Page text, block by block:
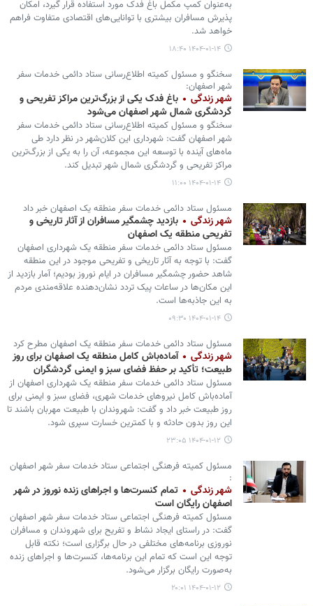
به‌عنوان کمپ مکمل باغ فدک مورد استفاده قرار گیرد، امکان
پذیرش مسافران بیشتری با توانایی‌های اقتصادی متفاوت فراهم
خواهد شد.
۱۴۰۴-۰۱-۱۴ ۱۸:۴۰
سخنگو و مسئول کمیته اطلاع‌رسانی ستاد دائمی خدمات سفر
شهر اصفهان:
شهر زندگی
باغ فدک یکی از بزرگ‌ترین مراکز تفریحی و
گردشگری شمال شهر اصفهان می‌شود
سخنگو و مسئول کمیته اطلاع‌رسانی ستاد دائمی خدمات سفر
شهر اصفهان گفت: شهرداری این کلان‌شهر در نظر دارد طی
ماه‌های آینده با توسعه این مجموعه، آن را به یکی از بزرگ‌ترین
مراکز تفریحی و گردشگری شمال شهر تبدیل کند.
۱۴۰۴-۰۱-۱۴ ۱۱:۰۰
مسئول ستاد دائمی خدمات سفر منطقه یک اصفهان خبر داد
شهر زندگی
بازدید چشمگیر مسافران از آثار تاریخی و
تفریحی منطقه یک اصفهان
مسئول ستاد دائمی خدمات سفر منطقه یک شهرداری اصفهان
گفت: با توجه به آثار تاریخی و تفریحی موجود در این منطقه
شاهد حضور چشمگیر مسافران در ایام نوروز بودیم؛ آمار بازدید از
این مکان‌ها در ساعات پیک تردد نشان‌دهنده علاقه‌مندی مردم
به این جاذبه‌ها است.
۱۴۰۴-۰۱-۱۴ ۰۹:۳۰
مسئول ستاد دائمی خدمات سفر منطقه یک اصفهان مطرح کرد
شهر زندگی
آماده‌باش کامل منطقه یک اصفهان برای روز
طبیعت؛ تأکید بر حفظ فضای سبز و ایمنی گردشگران
مسئول ستاد دائمی خدمات سفر منطقه یک شهرداری اصفهان از
آماده‌باش کامل نیروهای خدمات شهری، فضای سبز و ایمنی برای
روز طبیعت خبر داد و گفت: شهروندان با طبیعت مهربان باشند تا
این روز بدون حادثه و با کمترین خسارت سپری شود.
۱۴۰۴-۰۱-۱۲ ۲۳:۰۵
مسئول کمیته فرهنگی اجتماعی ستاد خدمات سفر شهر اصفهان
:
شهر زندگی
تمام کنسرت‌ها و اجراهای زنده نوروز در شهر
اصفهان رایگان است
مسئول کمیته فرهنگی اجتماعی ستاد خدمات سفر شهر اصفهان
گفت: در راستای ایجاد نشاط و تفریح برای شهروندان و مسافران
نوروزی برنامه‌های مختلفی در حال برگزاری است؛ نکته قابل
توجه این است که تمام این برنامه‌ها، کنسرت‌ها و اجراهای زنده
به‌صورت رایگان برگزار می‌شود.
۱۴۰۴-۰۱-۱۲ ۲۰:۰۱